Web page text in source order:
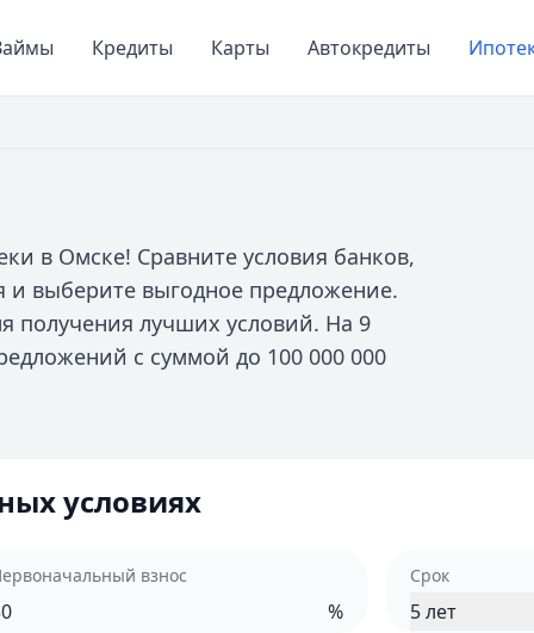
Кредиты Карты Автокредиты
в Омске! Сравните условия банков,
и выберите выгодное предложение.
получения лучших условий. На 9
с суммой до 100 000 000
условиях
взнос
%
Срок
5 лет